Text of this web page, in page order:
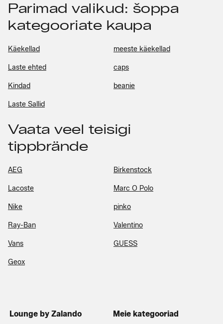
Parimad valikud: šoppa
kategooriate kaupa
Käekellad meeste käekellad
Laste ehted caps
Kindad beanie
Laste Sallid
Vaata veel teisigi
tippbrände
AEG Birkenstock
Lacoste Marc O Polo
Nike pinko
Ray-Ban Valentino
Vans GUESS
Geox
Lounge by Zalando Meie kategooriad